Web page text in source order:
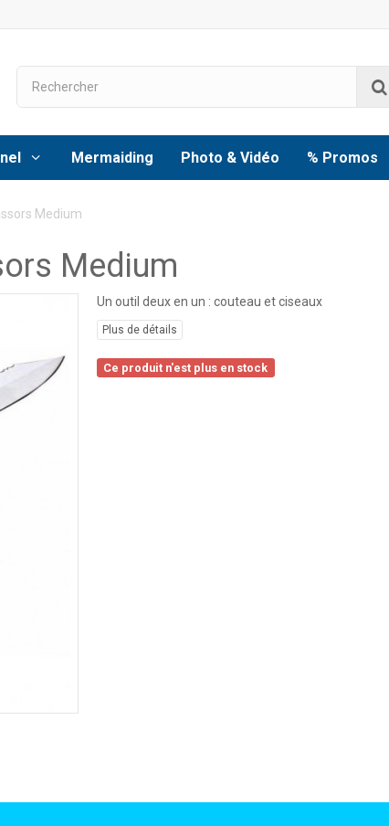
Mermaiding Photo & Vidéo % Promos
Medium
Medium
Un outil deux en un : couteau et ciseaux
Plus de détails
Ce produit n'est plus en stock